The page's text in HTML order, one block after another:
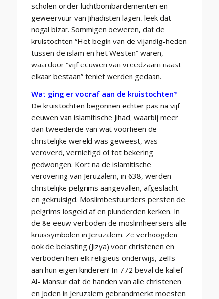
scholen onder luchtbombardementen en
geweervuur van Jihadisten lagen, leek dat
nogal bizar. Sommigen beweren, dat de
kruistochten “Het begin van de vijandig-heden
tussen de islam en het Westen” waren,
waardoor “vijf eeuwen van vreedzaam naast
elkaar bestaan” teniet werden gedaan.
Wat ging er vooraf aan de kruistochten?
De kruistochten begonnen echter pas na vijf
eeuwen van islamitische Jihad, waarbij meer
dan tweederde van wat voorheen de
christelijke wereld was geweest, was
veroverd, vernietigd of tot bekering
gedwongen. Kort na de islamitische
verovering van Jeruzalem, in 638, werden
christelijke pelgrims aangevallen, afgeslacht
en gekruisigd. Moslimbestuurders persten de
pelgrims losgeld af en plunderden kerken. In
de 8e eeuw verboden de moslimheersers alle
kruissymbolen in Jeruzalem. Ze verhoogden
ook de belasting (Jizya) voor christenen en
verboden hen elk religieus onderwijs, zelfs
aan hun eigen kinderen! In 772 beval de kalief
Al- Mansur dat de handen van alle christenen
en Joden in Jeruzalem gebrandmerkt moesten